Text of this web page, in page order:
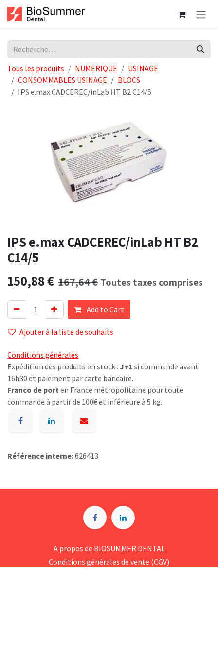
Se rendre au contenu
Tous les produits NUMERIQUE
USINAGE
CONSOMMABLES USINAGE
BLOCS
IPS e.max CADCEREC/inLab HT B2 C14/5
IPS e.max CADCEREC/inLab HT B2
C14/5
150,88€ 167,64€ Toutes taxes comprises
Add to Cart
Ajouter à la liste de souhaits
Conditions générales
Expédition des produits en stock : J+1 si commande avant
16h30 et paiement par carte bancaire.
Franco de port en France métropolitaine pour toute
commande à partir de 100€ et inférieure à 5 kg.
Référence interne:626413
A p​ropos de BIOSUMMER DENTAL
Conditions générales d​e vente (CGV)